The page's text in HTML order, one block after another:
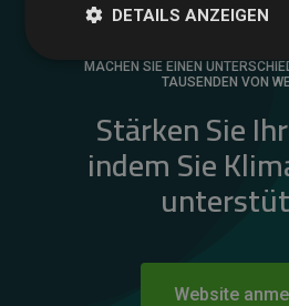
MACHEN SIE EINEN
TAUSENDEN VON
Stärken Sie
indem Sie
Website
DETAILS ANZEIGEN